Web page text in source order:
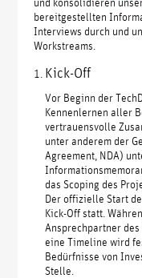
bereitgestellten
Interviews durch und
Workstreams.
Kick-Off
Vor Beginn der
Kennenlernen aller
vertrauensvolle
unter anderem der
Agreement, NDA)
das Scoping des
Der offizielle Start
Kick-Off statt.
Ansprechpartner
eine Timeline wird
Bedürfnisse von
Stelle.